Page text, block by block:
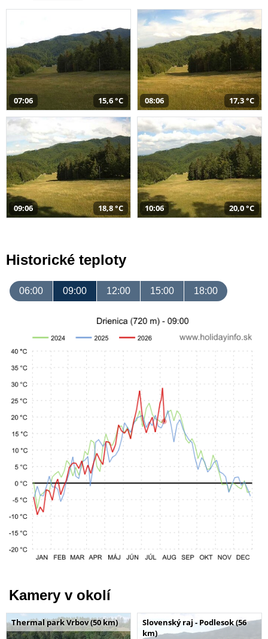
07:06 15,6 °C 08:06 17,3 °C
09:06 18,8 °C 10:06 20,0 °C
Historické teploty
06:00 09:00 12:00 15:00 18:00
Kamery v okolí
Thermal park Vrbov (50 km)
Slovenský raj - Podlesok (56
km)